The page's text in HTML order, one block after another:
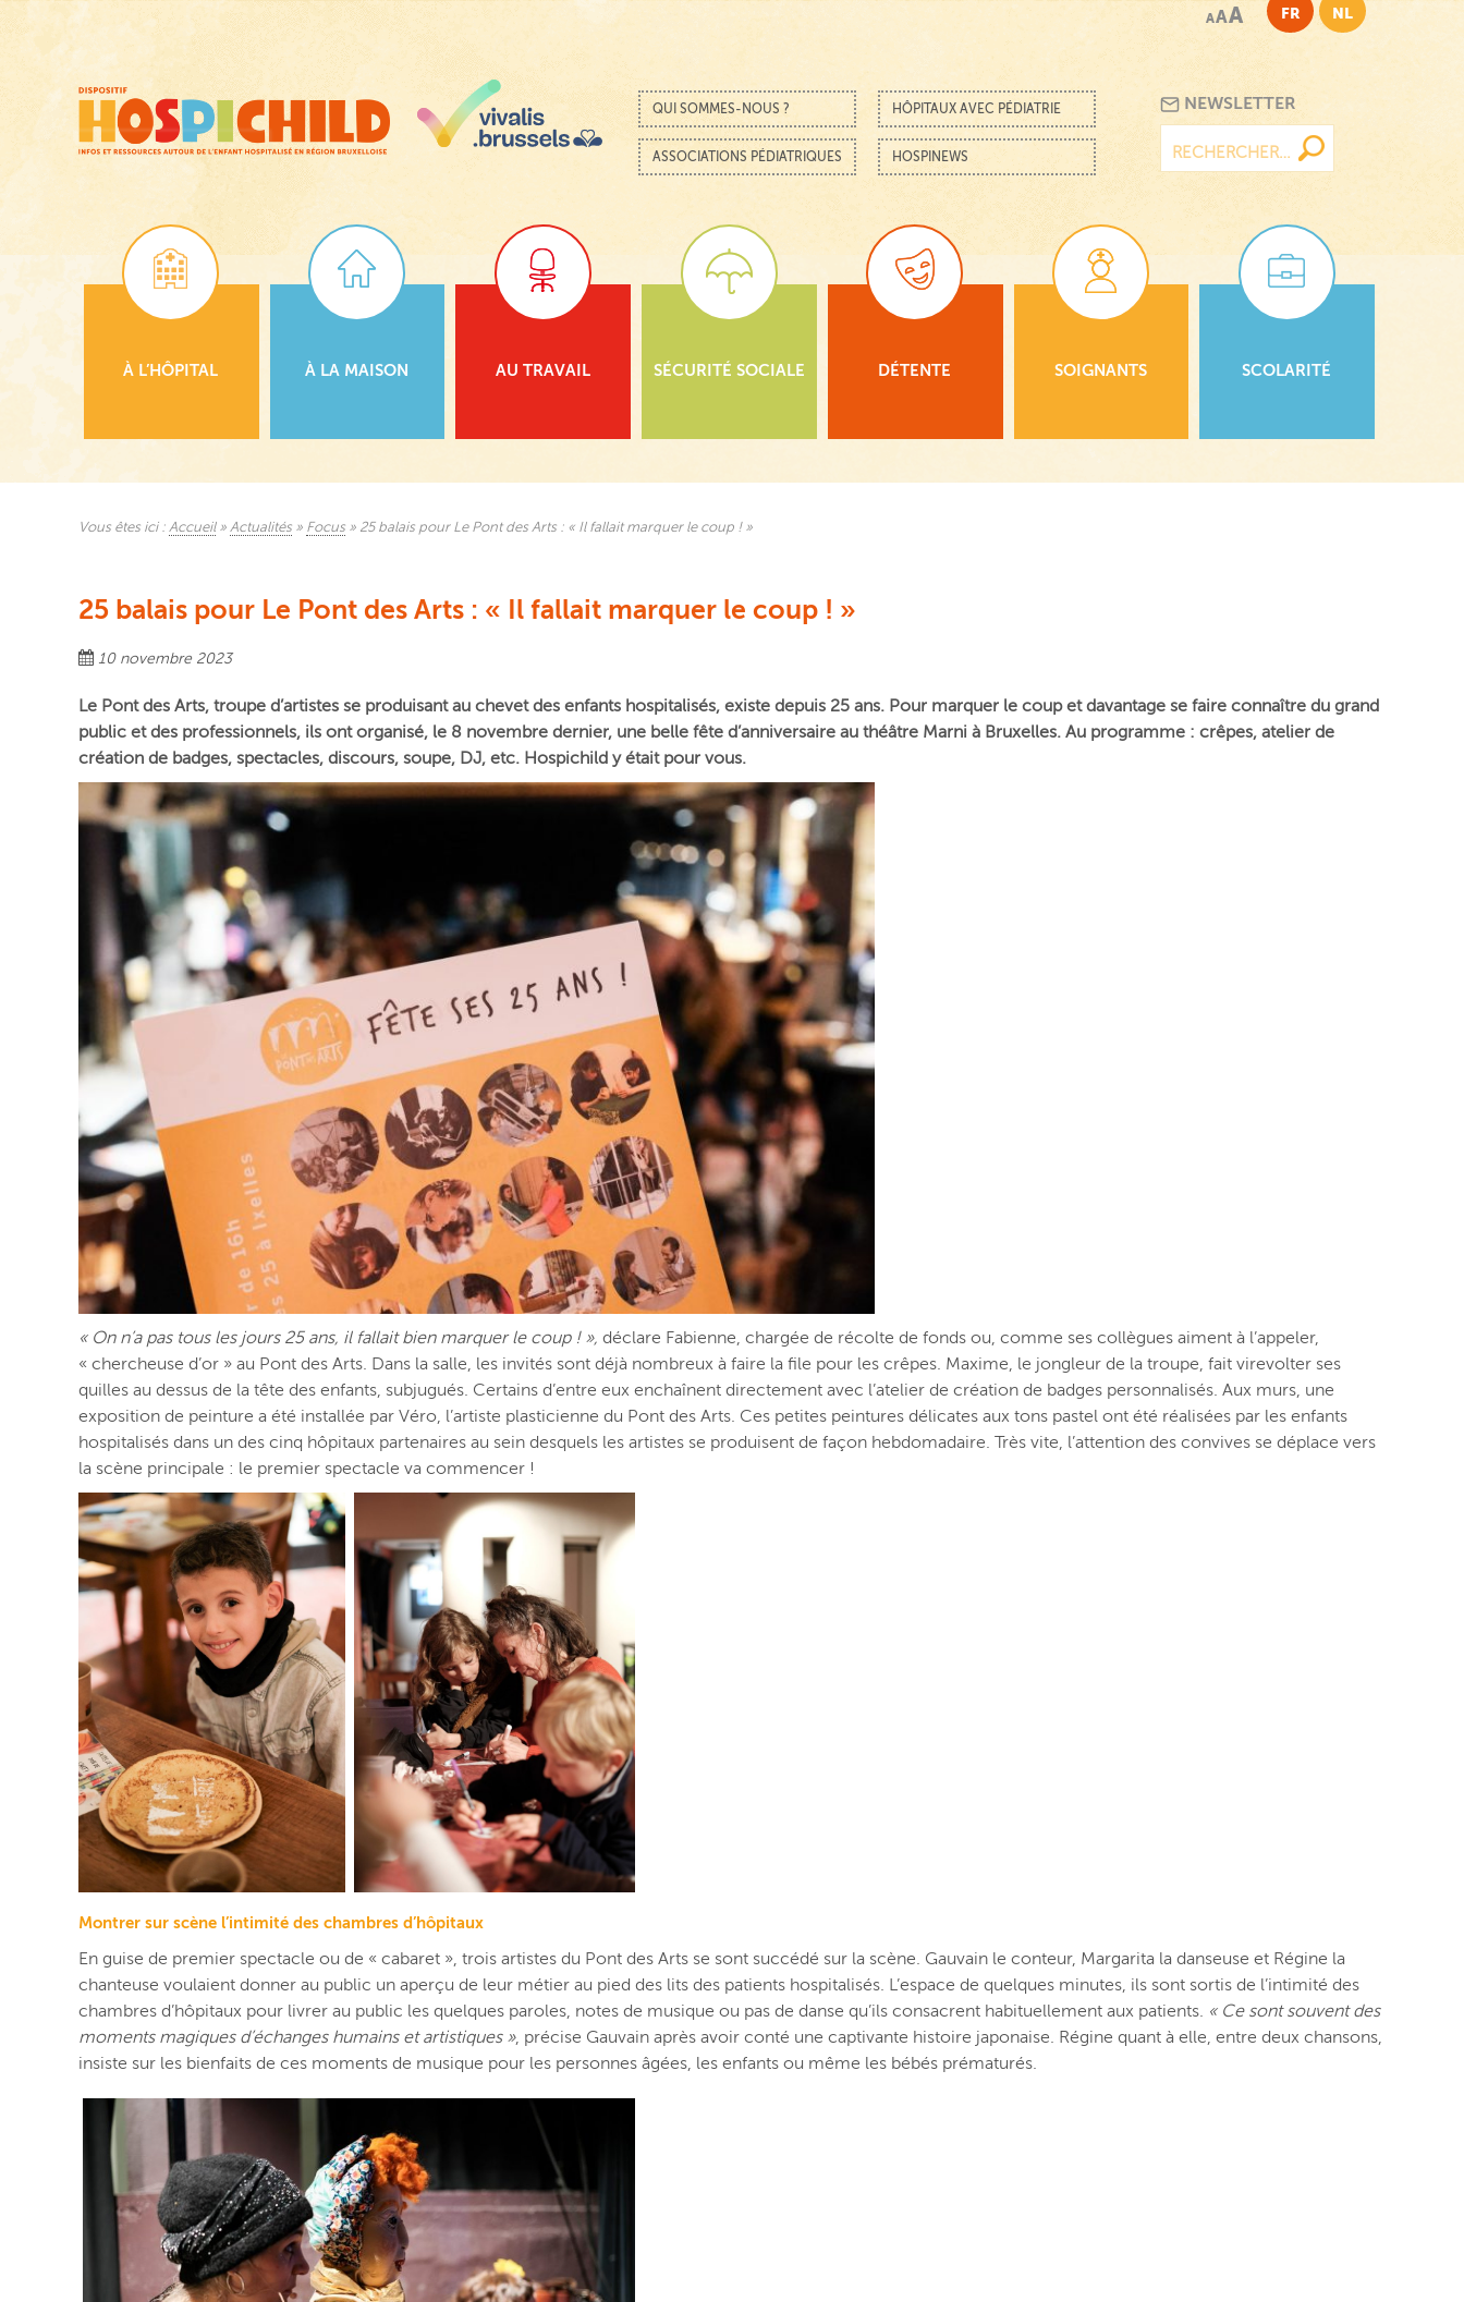
principal
AAA FR NL
Menu
Passer au contenu
QUI SOMMES-NOUS ? HÔPITAUX AVEC PÉDIATRIE
ASSOCIATIONS PÉDIATRIQUES HOSPINEWS
NEWSLETTER
À L’HÔPITAL À LA MAISON AU TRAVAIL SÉCURITÉ SOCIALE DÉTENTE SOIGNANTS SCOLARITÉ
Vous êtes ici : Accueil» Actualités » Focus » 25 balais pour Le Pont des Arts : « Il fallait marquer le coup ! »
25 balais pour Le Pont des Arts : « Il fallait marquer le coup ! »
10 novembre 2023
Le Pont des Arts, troupe d’artistes se produisant au chevet des enfants hospitalisés, existe depuis 25 ans. Pour marquer le coup etdavantage se faire connaître du grand
public et des professionnels, ils ont organisé, le 8 novembre dernier, une belle fête d’anniversaire au théâtre Marni à Bruxelles. Au programme : crêpes, atelier de
création de badges, spectacles, discours, soupe, DJ, etc. Hospichild y était pour vous.
« On n’a pas tous les jours 25 ans, il fallait bien marquer le coup ! », déclare Fabienne, chargée de récolte de fonds ou, comme ses collègues aiment à l’appeler,
« chercheuse d’or » au Pont des Arts. Dans la salle, les invités sont déjà nombreux à faire la file pour les crêpes. Maxime, le jongleur de la troupe, fait virevolter ses
quilles au dessus de la tête des enfants, subjugués. Certains d’entre eux enchaînent directement avec l’atelier de création de badges personnalisés. Aux murs, une
exposition de peinture a été installée par Véro, l’artiste plasticienne du Pont des Arts. Ces petites peintures délicates aux tons pastel ont été réalisées par les enfants
hospitalisés dans un des cinq hôpitaux partenaires au sein desquels les artistes se produisent de façon hebdomadaire. Très vite, l’attention des convives se déplace vers
la scène principale : le premier spectacle va commencer !
Montrer sur scène l’intimité des chambres d’hôpitaux
En guise de premier spectacle ou de « cabaret », trois artistes du Pont des Arts se sont succédé sur la scène. Gauvain le conteur, Margarita la danseuse et Régine la
chanteuse voulaient donner au public un aperçu de leur métier au pied des lits des patients hospitalisés. L’espace de quelques minutes, ils sont sortis de l’intimité des
chambres d’hôpitaux pour livrer au public les quelques paroles, notes de musique ou pas de danse qu’ils consacrent habituellement aux patients. « Ce sont souvent des
moments magiques d’échanges humains et artistiques », précise Gauvain après avoir conté une captivante histoire japonaise. Régine quant à elle, entre deux chansons,
insiste sur les bienfaits de ces moments de musique pour les personnes âgées, les enfants ou même les bébés prématurés.